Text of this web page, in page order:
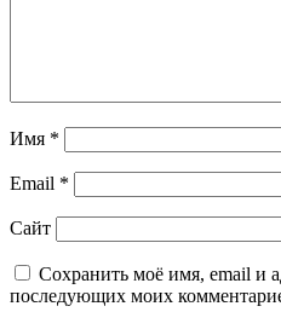
Имя *
Email *
Сайт
Сохранить моё имя, email и
последующих моих